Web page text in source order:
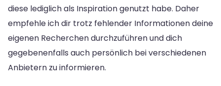
diese lediglich als Inspiration genutzt habe. Daher
empfehle ich dir trotz fehlender Informationen deine
eigenen Recherchen durchzuführen und dich
gegebenenfalls auch persönlich bei verschiedenen
Anbietern zu informieren.